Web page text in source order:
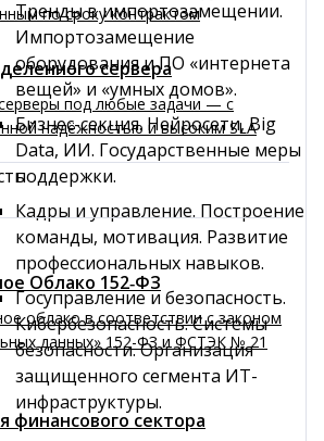
по сроку контрактом
сервера
под любые задачи — с
надёжностью и высоким SLA
Облако 152‑ФЗ
облако в соответствии с законом
данных» 152-ФЗ и ФСТЭК № 21
финансового сектора
Тренды в импортозамещении.
Импортозамещение
оборудования и ПО «интернета
вещей» и «умных домов».
Бизнес-секция. Нейросети, Big
Data, ИИ. Государственные меры
поддержки.
Кадры и управление. Построение
команды, мотивация. Развитие
профессиональных навыков.
Госуправление и безопасность.
Кибербезопасность. Системы
безопасности. Организация
защищенного сегмента ИТ-
инфраструктуры.